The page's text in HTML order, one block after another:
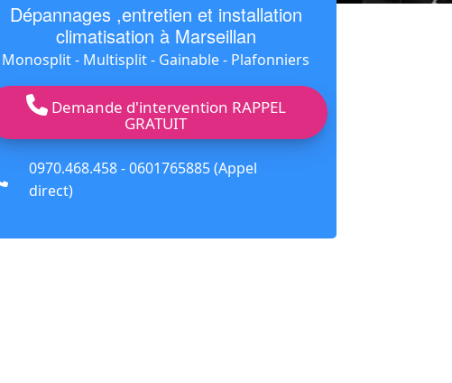
Dépannages ,entretien et installation
climatisation à Marseillan
Monosplit - Multisplit - Gainable - Plafonniers
Demande d'intervention RAPPEL
GRATUIT
fas
0970.468.458 - 0601765885 (Appel
direct)